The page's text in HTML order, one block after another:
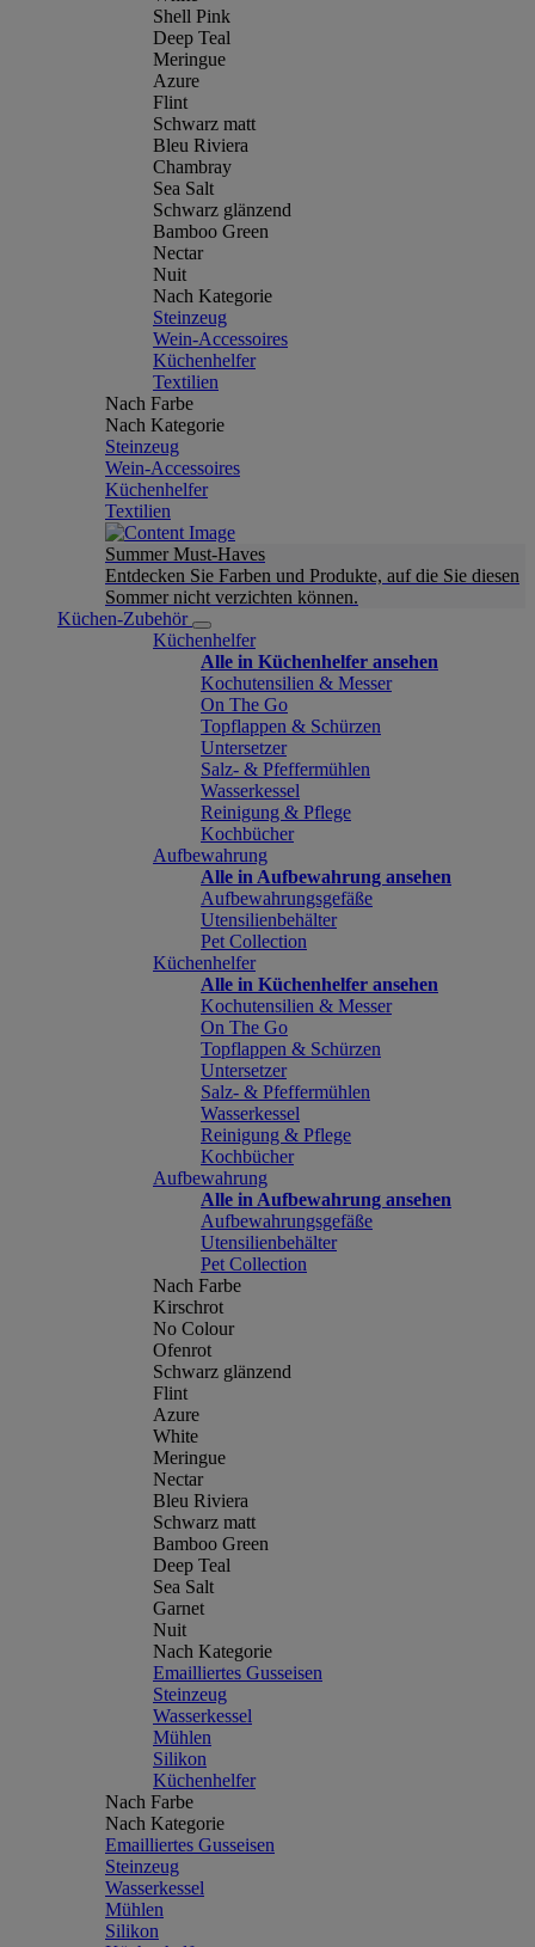
Shell Pink
Deep Teal
Meringue
Azure
Flint
Schwarz matt
Bleu Riviera
Chambray
Sea Salt
Schwarz glänzend
Bamboo Green
Nectar
Nuit
Nach Kategorie
Steinzeug
Wein-Accessoires
Küchenhelfer
Textilien
Nach Farbe
Nach Kategorie
Steinzeug
Wein-Accessoires
Küchenhelfer
Textilien
Summer Must-Haves
Entdecken Sie Farben und Produkte, auf die Sie diesen
Sommer nicht verzichten können.
Küchen-Zubehör
Küchenhelfer
Alle in Küchenhelfer ansehen
Kochutensilien & Messer
On The Go
Topflappen & Schürzen
Untersetzer
Salz- & Pfeffermühlen
Wasserkessel
Reinigung & Pflege
Kochbücher
Aufbewahrung
Alle in Aufbewahrung ansehen
Aufbewahrungsgefäße
Utensilienbehälter
Pet Collection
Küchenhelfer
Alle in Küchenhelfer ansehen
Kochutensilien & Messer
On The Go
Topflappen & Schürzen
Untersetzer
Salz- & Pfeffermühlen
Wasserkessel
Reinigung & Pflege
Kochbücher
Aufbewahrung
Alle in Aufbewahrung ansehen
Aufbewahrungsgefäße
Utensilienbehälter
Pet Collection
Nach Farbe
Kirschrot
No Colour
Ofenrot
Schwarz glänzend
Flint
Azure
White
Meringue
Nectar
Bleu Riviera
Schwarz matt
Bamboo Green
Deep Teal
Sea Salt
Garnet
Nuit
Nach Kategorie
Emailliertes Gusseisen
Steinzeug
Wasserkessel
Mühlen
Silikon
Küchenhelfer
Nach Farbe
Nach Kategorie
Emailliertes Gusseisen
Steinzeug
Wasserkessel
Mühlen
Silikon